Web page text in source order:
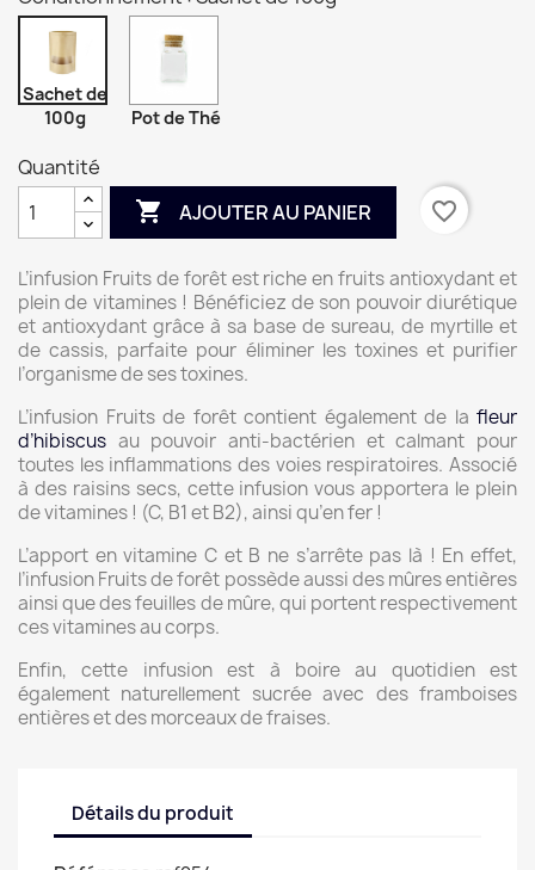
Sachet de
100g
Pot de Thé
Quantité
 AJOUTER AU PANIER favorite_border
L’infusion Fruits de forêt est riche en fruits antioxydant et
plein de vitamines ! Bénéficiez de son pouvoir diurétique
et antioxydant grâce à sa base de sureau, de myrtille et
de cassis, parfaite pour éliminer les toxines et purifier
l’organisme de ses toxines.
L’infusion Fruits de forêt contient également de la fleur
d’hibiscus au pouvoir anti-bactérien et calmant pour
toutes les inflammations des voies respiratoires. Associé
à des raisins secs, cette infusion vous apportera le plein
de vitamines ! (C, B1 et B2), ainsi qu’en fer !
L’apport en vitamine C et B ne s’arrête pas là ! En effet,
l’infusion Fruits de forêt possède aussi des mûres entières
ainsi que des feuilles de mûre, qui portent respectivement
ces vitamines au corps.
Enfin, cette infusion est à boire au quotidien est
également naturellement sucrée avec des framboises
entières et des morceaux de fraises.
Détails du produit